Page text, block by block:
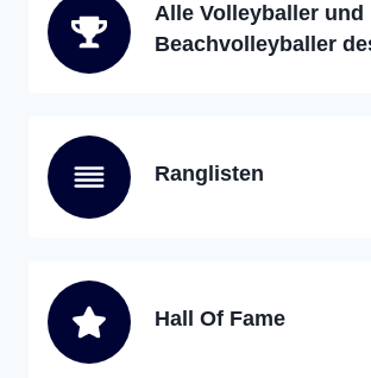
Alle Volleyballer und
Beachvolleyballer
Ranglisten
Hall Of Fame